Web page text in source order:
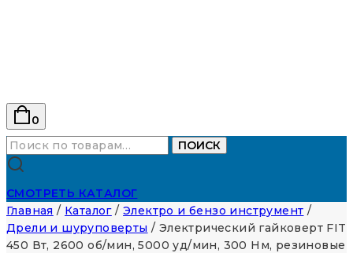
0
Искать:
ПОИСК
СМОТРЕТЬ КАТАЛОГ
Главная / Каталог / Электро и бензо инструмент /
Дрели и шуруповерты / Электрический гайковерт FIT
450 Вт, 2600 об/мин, 5000 уд/мин, 300 Нм, резиновые